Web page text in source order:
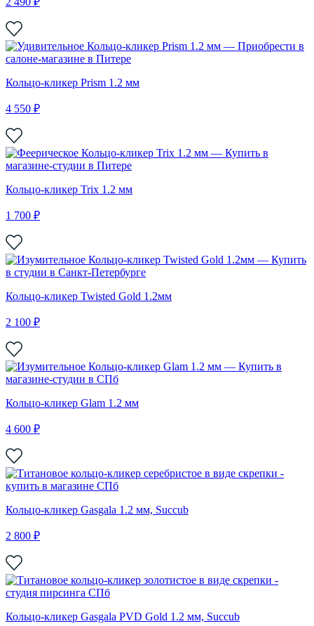
Кольцо-кликер Prism 1.2 мм
4 550 ₽
Кольцо-кликер Trix 1.2 мм
1 700 ₽
Кольцо-кликер Twisted Gold 1.2мм
2 100 ₽
Кольцо-кликер Glam 1.2 мм
4 600 ₽
Кольцо-кликер Gasgala 1.2 мм, Succub
2 800 ₽
Кольцо-кликер Gasgala PVD Gold 1.2 мм, Succub